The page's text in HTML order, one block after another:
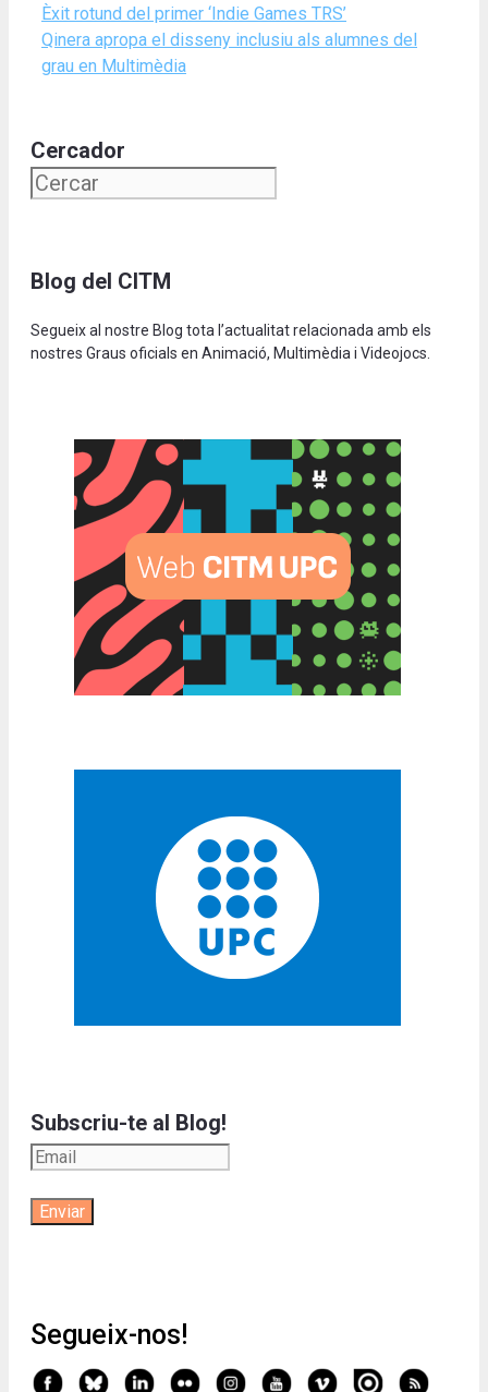
Èxit rotund del primer ‘Indie Games TRS’
Qinera apropa el disseny inclusiu als alumnes del
grau en Multimèdia
Cercador
Blog del CITM
Segueix al nostre Blog tota l’actualitat relacionada amb els
nostres Graus oficials en Animació, Multimèdia i Videojocs.
Subscriu-te al Blog!
Segueix-nos!